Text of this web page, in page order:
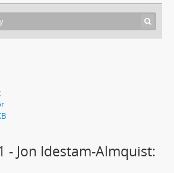
- Jon Idestam-Almquist: